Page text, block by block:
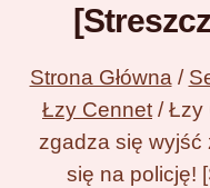
Strona Główna /
Łzy Cennet / Łzy
zgadza się wyjść
się na policję!